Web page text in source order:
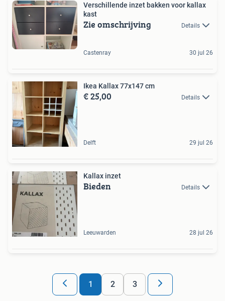
Verschillende inzet bakken voor kallax
kast
Zie omschrijving Details
Castenray 30 jul 26
Ikea Kallax 77x147 cm
€ 25,00 Details
Delft 29 jul 26
Kallax inzet
Bieden Details
Leeuwarden 28 jul 26
1 2 3